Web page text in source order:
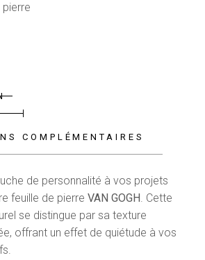
pierre
COMPLÉMENTAIRES
de personnalité à vos projets
feuille de pierreVAN GOGH. Cette
se distingue par sa texture
offrant un effet de quiétude à vos